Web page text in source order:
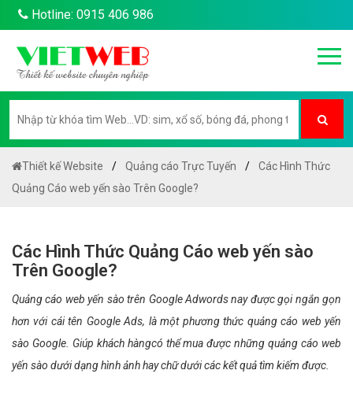
Hotline: 0915 406 986
Thiết kế Website Quảng cáo Trực Tuyến
Các Hình Thức
Quảng Cáo web yến sào Trên Google?
Các Hình Thức Quảng Cáo web yến sào
Trên Google?
Quảng cáo web yến sào trên Google Adwords nay được gọi ngắn gọn
hơn với cái tên Google Ads, là một phương thức quảng cáo web yến
sào Google. Giúp khách hàngcó thể mua được những quảng cáo web
yến sào dưới dạng hình ảnh hay chữ dưới các kết quả tìm kiếm được.